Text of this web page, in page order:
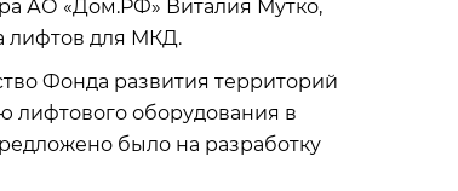
АО «Дом.РФ» Виталия Мутко,
лифтов для МКД.
Фонда развития территорий
лифтового оборудования в
было на разработку